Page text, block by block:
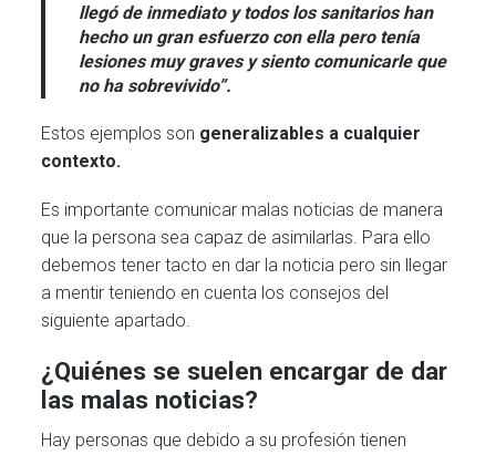
llegó de inmediato y todos los sanitarios han
hecho un gran esfuerzo con ella pero tenía
lesiones muy graves y siento comunicarle que
no ha sobrevivido”.
Estos ejemplos son generalizables a cualquier
contexto.
Es importante comunicar malas noticias de manera
que la persona sea capaz de asimilarlas. Para ello
debemos tener tacto en dar la noticia pero sin llegar
a mentir teniendo en cuenta los consejos del
siguiente apartado.
¿Quiénes se suelen encargar de dar
las malas noticias?
Hay personas que debido a su profesión tienen